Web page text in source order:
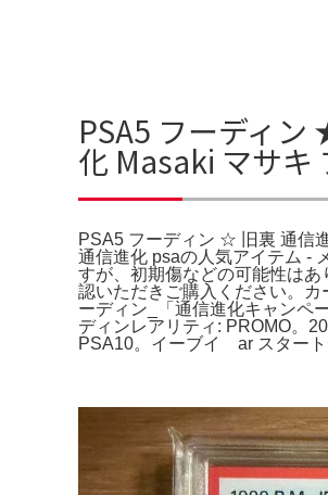
PSA5 フーディ
化 Masaki マサキ
PSA5 フーディン ☆ 旧裏 通信
通信進化 psaの人気アイテム -
すが、初期傷などの可能性は
認いただきご購入ください。
ーディン_「通信進化キャンペ
ディンレアリティ: PROMO。
PSA10。イーブイ ar スタート